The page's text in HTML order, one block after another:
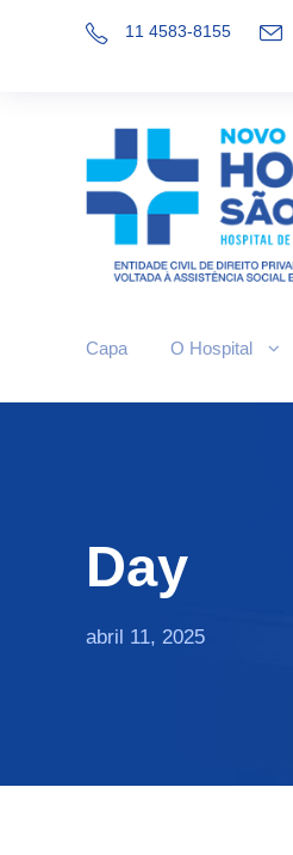
11 4583-8155
Capa O Hospital
Day
abril 11, 2025